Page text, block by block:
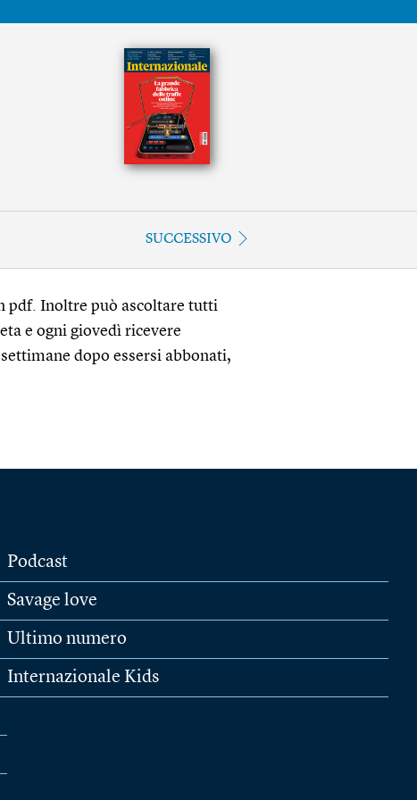
SUCCESSIVO
pdf. Inoltre può ascoltare tutti
e ogni giovedì ricevere
dopo essersi abbonati,
Podcast
Savage love
Ultimo numero
Internazionale Kids